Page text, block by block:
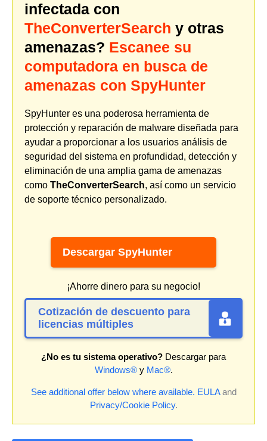
infectada con
TheConverterSearch y otras
amenazas? Escanee su
computadora en busca de
amenazas con SpyHunter
SpyHunter es una poderosa herramienta de
protección y reparación de malware diseñada para
ayudar a proporcionar a los usuarios análisis de
seguridad del sistema en profundidad, detección y
eliminación de una amplia gama de amenazas
como TheConverterSearch, así como un servicio
de soporte técnico personalizado.
Descargar SpyHunter
¡Ahorre dinero para su negocio!
Cotización de descuento para
licencias múltiples
¿No es tu sistema operativo? Descargar para
Windows®y Mac®.
See additional offer below where available. EULAand
Privacy/Cookie Policy.